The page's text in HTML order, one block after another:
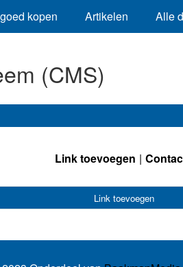
kopen Artikelen Alle
(CMS)
Link toevoegen
Link toevoegen